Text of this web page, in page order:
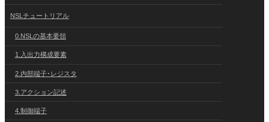
NSLチュートリアル
0.NSLの基本要領
1.入出力構成要素
2.内部端子･レジスタ
3.アクション記述
4.制御端子